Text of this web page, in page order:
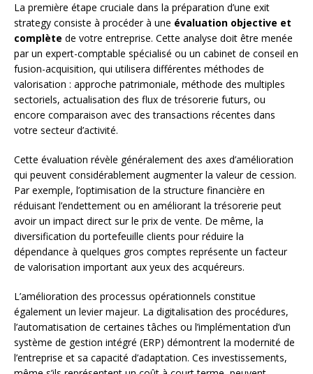
La première étape cruciale dans la préparation d’une exit
strategy consiste à procéder à une évaluation objective et
complète de votre entreprise. Cette analyse doit être menée
par un expert-comptable spécialisé ou un cabinet de conseil en
fusion-acquisition, qui utilisera différentes méthodes de
valorisation : approche patrimoniale, méthode des multiples
sectoriels, actualisation des flux de trésorerie futurs, ou
encore comparaison avec des transactions récentes dans
votre secteur d’activité.
Cette évaluation révèle généralement des axes d’amélioration
qui peuvent considérablement augmenter la valeur de cession.
Par exemple, l’optimisation de la structure financière en
réduisant l’endettement ou en améliorant la trésorerie peut
avoir un impact direct sur le prix de vente. De même, la
diversification du portefeuille clients pour réduire la
dépendance à quelques gros comptes représente un facteur
de valorisation important aux yeux des acquéreurs.
L’amélioration des processus opérationnels constitue
également un levier majeur. La digitalisation des procédures,
l’automatisation de certaines tâches ou l’implémentation d’un
système de gestion intégré (ERP) démontrent la modernité de
l’entreprise et sa capacité d’adaptation. Ces investissements,